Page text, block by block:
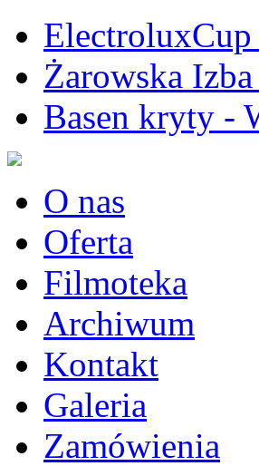
Żarowska
Basen kryty -
O nas
Oferta
Filmoteka
Archiwum
Kontakt
Galeria
Zamówienia